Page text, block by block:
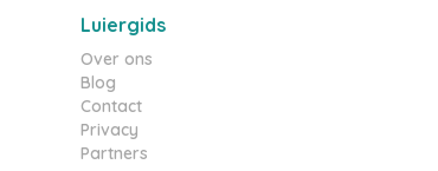
Luiergids
Over ons
Blog
Contact
Privacy
Partners